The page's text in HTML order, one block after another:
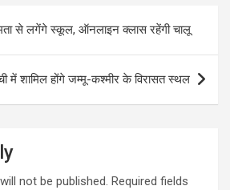
से लगेंगे स्कूल, ऑनलाइन क्लास रहेंगी चालू
में शामिल होंगे जम्मू-कश्मीर के विरासत स्थल
not be published. Required fields